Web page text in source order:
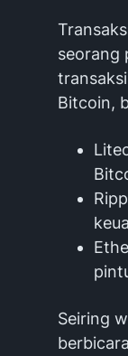
seorang
Bitcoin,
Seiring